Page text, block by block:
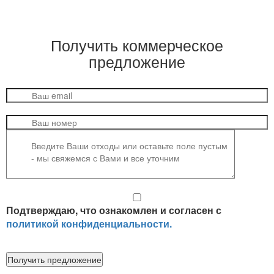
Получить коммерческое
предложение
Подтверждаю, что ознакомлен и согласен с
политикой конфиденциальности.
Получить предложение